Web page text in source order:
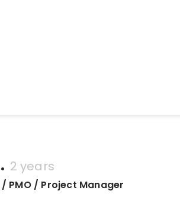
2 years
PMO / Project Manager